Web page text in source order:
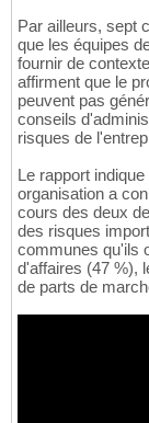
Par ailleurs, sept
que les équipes
fournir de
affirment que le
peuvent pas
conseils
risques de
Le rapport
organisation a
cours des deux
des risques
communes qu'ils
d'affaires (47 %),
de parts de